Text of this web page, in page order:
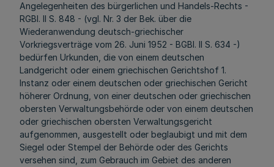
Angelegenheiten des bürgerlichen und Handels-Rechts -
RGBl. II S. 848 - (vgl. Nr. 3 der Bek. über die
Wiederanwendung deutsch-griechischer
Vorkriegsverträge vom 26. Juni 1952 - BGBl. II S. 634 -)
bedürfen Urkunden, die von einem deutschen
Landgericht oder einem griechischen Gerichtshof 1.
Instanz oder einem deutschen oder griechischen Gericht
höherer Ordnung, von einer deutschen oder griechischen
obersten Verwaltungsbehörde oder von einem deutschen
oder griechischen obersten Verwaltungsgericht
aufgenommen, ausgestellt oder beglaubigt und mit dem
Siegel oder Stempel der Behörde oder des Gerichts
versehen sind, zum Gebrauch im Gebiet des anderen